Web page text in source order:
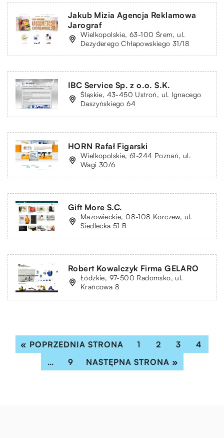
Jakub Mizia Agencja Reklamowa
Jarograf
Wielkopolskie, 63-100 Śrem, ul.
Dezyderego Chłapowskiego 31/18
IBC Service Sp. z o.o. S.K.
Śląskie, 43-450 Ustroń, ul. Ignacego
Daszyńskiego 64
HORN Rafał Figarski
Wielkopolskie, 61-244 Poznań, ul.
Wagi 30/6
Gift More S.C.
Mazowieckie, 08-108 Korczew, ul.
Siedlecka 51 B
Robert Kowalczyk Firma GELARO
Łódzkie, 97-500 Radomsko, ul.
Krańcowa 8
« POPRZEDNIA STRONA 1 2 3
4
…
9 NASTĘPNA STRONA »